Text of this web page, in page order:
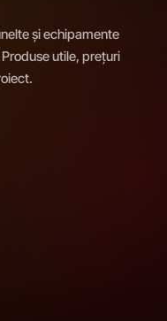
și echipamente
utile, prețuri